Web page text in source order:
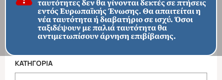
ταυτότητες δεν θα γίνονται δεκτές σε πτήσεις
εντός Ευρωπαϊκής Ένωσης. Θα απαιτείται η
νέα ταυτότητα ή διαβατήριο σε ισχύ. Όσοι
ταξιδέψουν με παλιά ταυτότητα θα
αντιμετωπίσουν άρνηση επιβίβασης.
Απευθείας απο Ηράκλειο Εκτός Ευρώπης
ΠΡΟΟΡΙΣΜΟΙ
ΚΑΤΗΓΟΡΙΑ